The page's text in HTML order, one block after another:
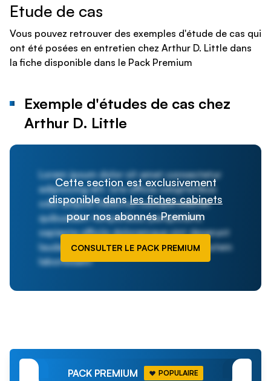
Etude de cas
Vous pouvez retrouver des exemples d'étude de cas qui
ont été posées en entretien chez Arthur D. Little dans
la fiche disponible dans le Pack Premium
Exemple d'études de cas chez
Arthur D. Little
Lorem ipsum dolor sit amet consectetur
adipisicing elit. Iste officia voluptatibus
odio aliquid! Delectus cumque beatae
quibusdam temporibus, perspiciatis
sapiente officiis doloremque sint deserunt
laudantium nesciunt quis? Ducimus, autem
laboriosam!
Cette section est exclusivement
disponible dansles fiches cabinets
pour nos abonnés Premium
CONSULTER LE PACK PREMIUM
PACK PREMIUM POPULAIRE